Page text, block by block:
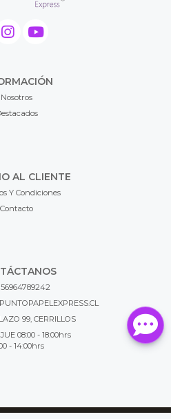
Nosotros
AL CLIENTE
Y Condiciones
Contacto
99, CERRILLOS
08:00 - 18:00hrs
- 14:00hrs